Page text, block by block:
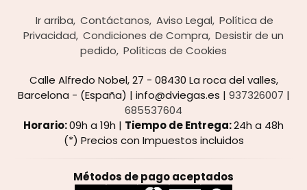
Ir arriba Contáctanos Aviso Legal Política de
Privacidad Condiciones de Compra Desistir de un
pedido Políticas de Cookies
Calle Alfredo Nobel, 27 - 08430 La roca del valles,
Barcelona - (España) | info@dviegas.es | 937326007 |
685537604
Horario:09h a 19h | Tiempo de Entrega:24h a 48h
(*) Precios con Impuestos incluidos
Métodos de pago aceptados